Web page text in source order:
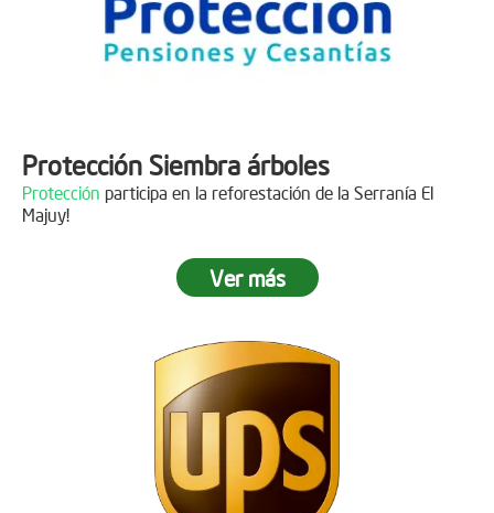
DINISSANpor plantar 400 árboles en el páramo de
Protección Siembra árboles
Protección participa en la reforestación de la Serranía El
Majuy!
Ver más